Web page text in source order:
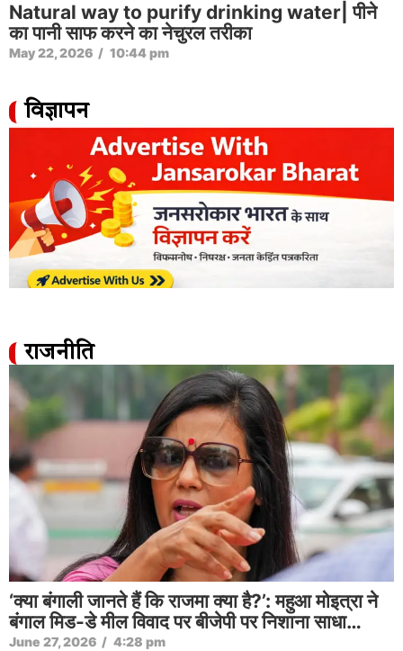
Natural way to purify drinking water| पीने
का पानी साफ करने का नेचुरल तरीका
May 22, 2026 / 10:44 pm
विज्ञापन
राजनीति
‘क्या बंगाली जानते हैं कि राजमा क्या है?’: महुआ मोइत्रा ने
बंगाल मिड-डे मील विवाद पर बीजेपी पर निशाना साधा…
June 27, 2026 / 4:28 pm